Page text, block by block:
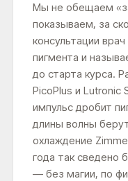
Мы не обещаем
показываем, за
консультации
пигмента и
до старта курса.
PicoPlus и Lutronic
импульс дробит
длины волны
охлаждение
года так сведено
— без магии, по
УДАЛИМ
ТАТУАЖ В
С ГАРАНТИЕЙ
УДАЛЯЕМ ЛЮБЫЕ ТАТУ И
PICOSURE PRO, PICOPLUS (3